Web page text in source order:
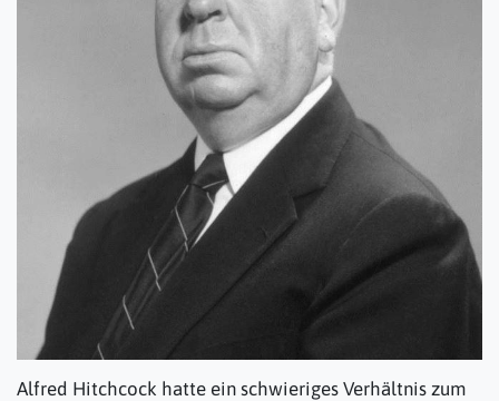
Alfred Hitchcock hatte ein schwieriges Verhältnis zum